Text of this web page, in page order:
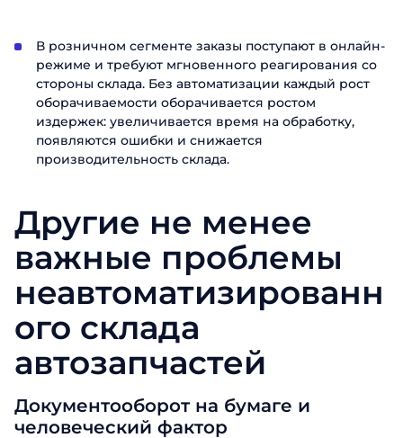
В розничном сегменте заказы поступают в онлайн-
режиме и требуют мгновенного реагирования со
стороны склада. Без автоматизации каждый рост
оборачиваемости оборачивается ростом
издержек: увеличивается время на обработку,
появляются ошибки и снижается
производительность склада.
Другие не менее
важные проблемы
неавтоматизированн
ого склада
автозапчастей
Документооборот на бумаге и
человеческий фактор